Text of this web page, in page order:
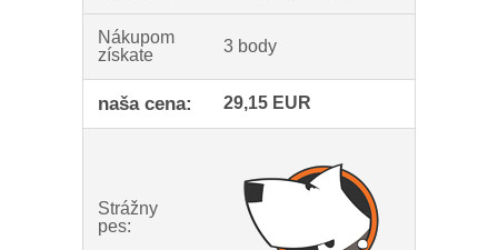
Nákupom
získate
3 body
naša cena: 29,15 EUR
Strážny
pes: